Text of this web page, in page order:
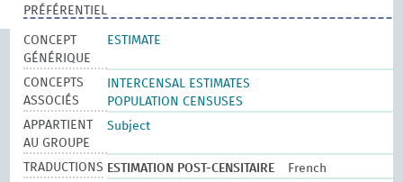
PRÉFÉRENTIEL
CONCEPT
GÉNÉRIQUE
ESTIMATE
CONCEPTS
ASSOCIÉS
INTERCENSAL ESTIMATES
POPULATION CENSUSES
APPARTIENT
AU GROUPE
Subject
TRADUCTIONS ESTIMATION POST-CENSITAIRE
French